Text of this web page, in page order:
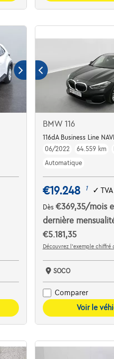
BMW 116
116dA Business Line
06/2022
64.559 km
Automatique
€19.248 1 ✓
Dès €369,35/mois
dernière
€5.181,35
Découvrez l’exemple chiffré
SOCO
Comparer
Voir le